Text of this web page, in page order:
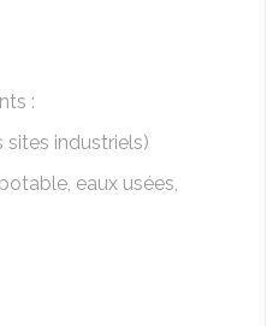
:
industriels)
eaux usées,